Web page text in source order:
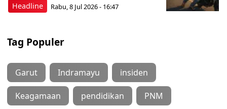
Headline Rabu, 8 Jul 2026 - 16:47
Tag Populer
Garut Indramayu insiden
Keagamaan pendidikan PNM